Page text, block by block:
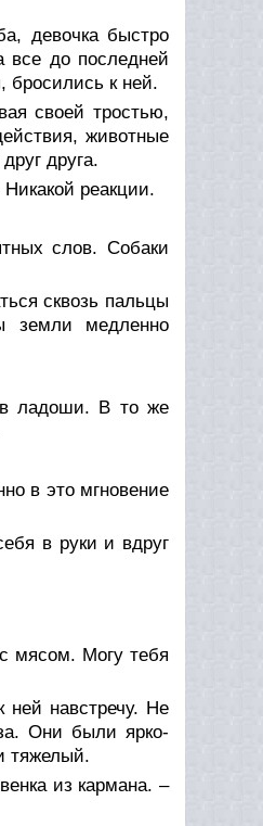
девочка быстро
все до последней
бросились к ней.
своей тростью,
животные
друга.
реакции.
слов. Собаки
сквозь пальцы
земли медленно
в ладоши. В то же
в это мгновение
в руки и вдруг
мясом. Могу тебя
навстречу. Не
Они были ярко-
тяжелый.
из кармана. –